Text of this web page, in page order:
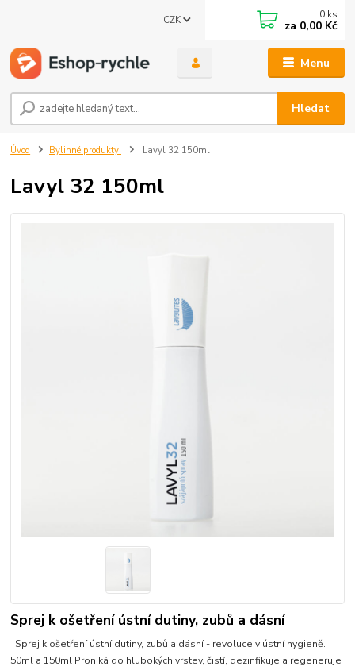
Menu
CZK
Hledat
0 ks
za 0,00 Kč
Úvod Bylinné produkty Lavyl 32 150ml
Lavyl 32 150ml
Sprej k ošetření ústní dutiny, zubů a dásní
Sprej k ošetření ústní dutiny, zubů a dásní - revoluce v ústní hygieně.
50ml a 150ml Proniká do hlubokých vrstev, čistí, dezinfikuje a regeneruje